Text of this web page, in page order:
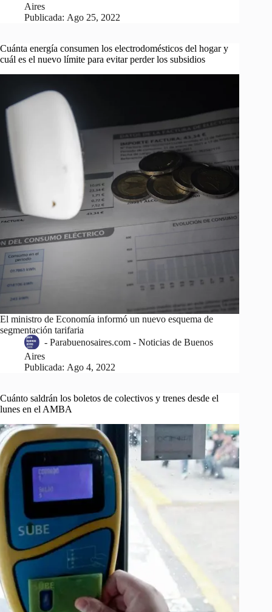
Aires
Publicada: Ago 25, 2022
Cuánta energía consumen los electrodomésticos del hogar y
cuál es el nuevo límite para evitar perder los subsidios
El ministro de Economía informó un nuevo esquema de
segmentación tarifaria
- Parabuenosaires.com - Noticias de Buenos
Aires
Publicada: Ago 4, 2022
Cuánto saldrán los boletos de colectivos y trenes desde el
lunes en el AMBA